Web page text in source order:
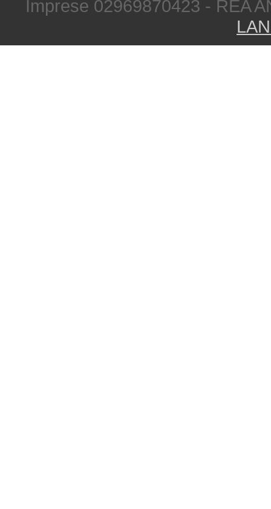
Imprese 02969870423 - REA